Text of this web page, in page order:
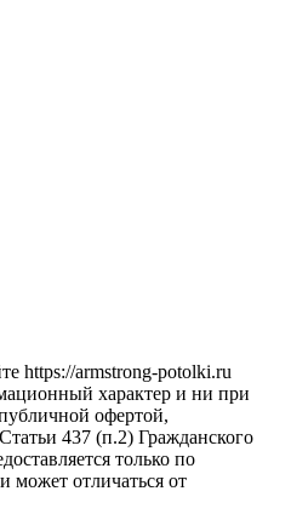
https://armstrong-potolki.ru
характер и ни при
офертой,
437 (п.2) Гражданского
только по
может отличаться от